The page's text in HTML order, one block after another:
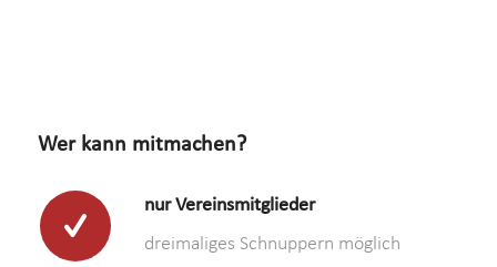
Wer kann mitmachen?
nur Vereinsmitglieder
dreimaliges Schnuppern möglich